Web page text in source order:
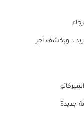
ويكشف آخر
جديدة